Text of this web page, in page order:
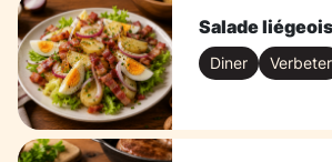
Salade
Diner Verbeter